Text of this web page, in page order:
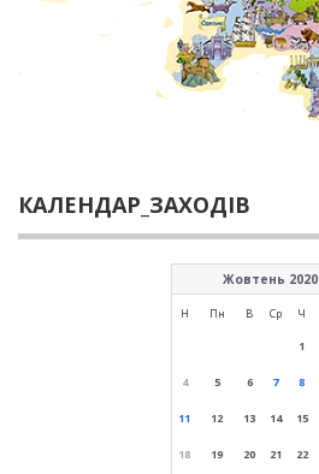
КАЛЕНДАР_ЗАХОДІВ
Жовтень 2020
Н Пн В Ср Ч
1
4 5 6 7 8
11 12 13 14 15
18 19 20 21 22